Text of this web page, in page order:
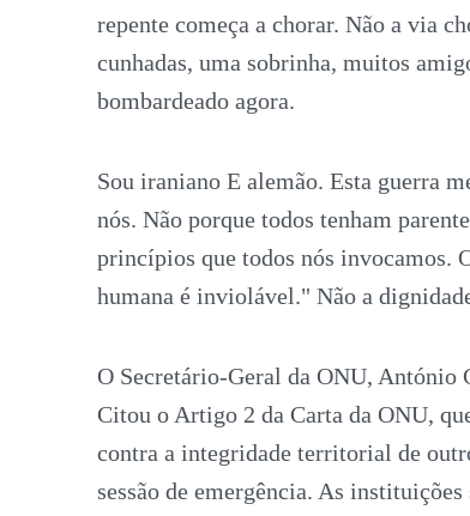
repente começa a chorar. Não a via
cunhadas, uma sobrinha, muitos
bombardeado agora.
Sou iraniano E alemão. Esta guerra
nós. Não porque todos tenham
princípios que todos nós invocamos.
humana é inviolável." Não a
O Secretário-Geral da ONU, António
Citou o Artigo 2 da Carta da ONU,
contra a integridade territorial de
sessão de emergência. As